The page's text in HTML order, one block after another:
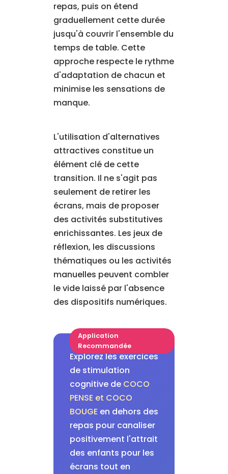
repas, puis on étend
graduellement cette durée
jusqu'à couvrir l'ensemble du
temps de table. Cette
approche respecte le rythme
d'adaptation de chacun et
minimise les sensations de
manque.
L'utilisation d'alternatives
attractives constitue un
élément clé de cette
transition. Il ne s'agit pas
seulement de retirer les
écrans, mais de proposer
des activités substitutives
enrichissantes. Les jeux de
réflexion, les discussions
thématiques ou les activités
manuelles peuvent combler
le vide laissé par l'absence
des dispositifs numériques.
Application
Recommandée
Explorez les exercices
de stimulation
cognitive de COCO
PENSE et COCO
BOUGE en dehors des
repas pour canaliser
positivement l'attrait
des enfants pour les
écrans tout en